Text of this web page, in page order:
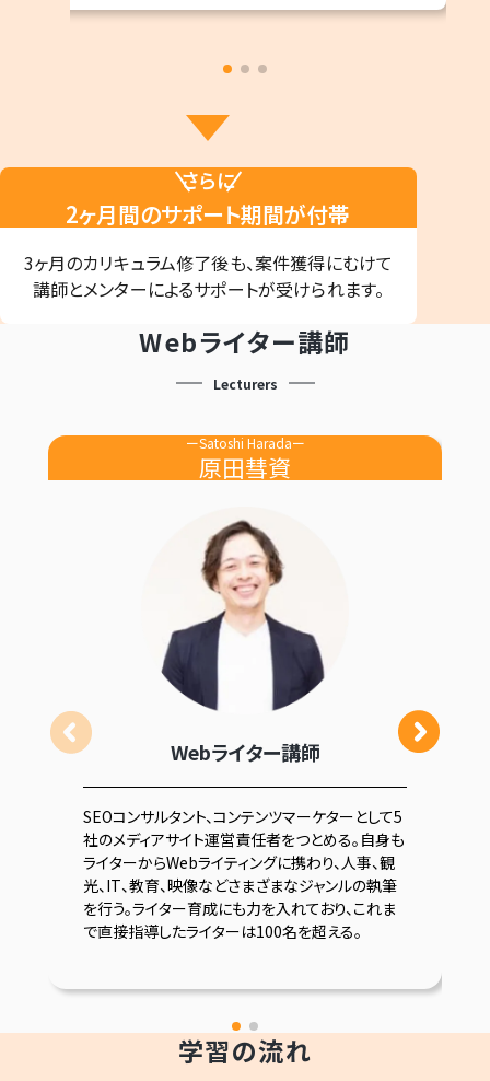
さらに
2ヶ月間のサポート期間が付帯
3ヶ月のカリキュラム修了後も、案件獲得にむけて
講師とメンターによるサポートが受けられます。
Webライター講師
Lecturers
ーSatoshi Haradaー
原田彗資
Webライター講師
SEOコンサルタント、コンテンツマーケターとして5
社のメディアサイト運営責任者をつとめる。自身も
ライターからWebライティングに携わり、人事、観
光、IT、教育、映像などさまざまなジャンルの執筆
を行う。ライター育成にも力を入れており、これま
で直接指導したライターは100名を超える。
学習の流れ